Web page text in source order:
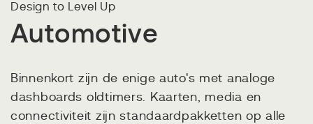
Design to Level Up
Automotive
Binnenkort zijn de enige auto's met analoge
dashboards oldtimers. Kaarten, media en
connectiviteit zijn standaardpakketten op alle